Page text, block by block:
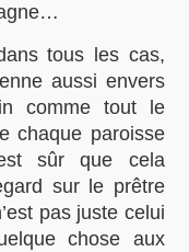
tous les cas,
aussi envers
comme tout le
chaque paroisse
sûr que cela
sur le prêtre
pas juste celui
chose aux